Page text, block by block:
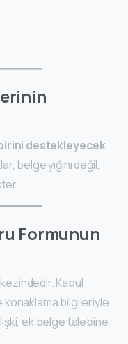
destekleyecek
belge yığını değil,
Formunun
Kabul
bilgileriyle
ek belge talebine